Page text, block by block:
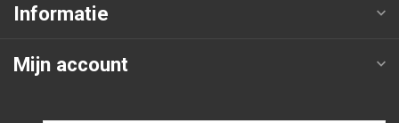
Informatie
Mijn account